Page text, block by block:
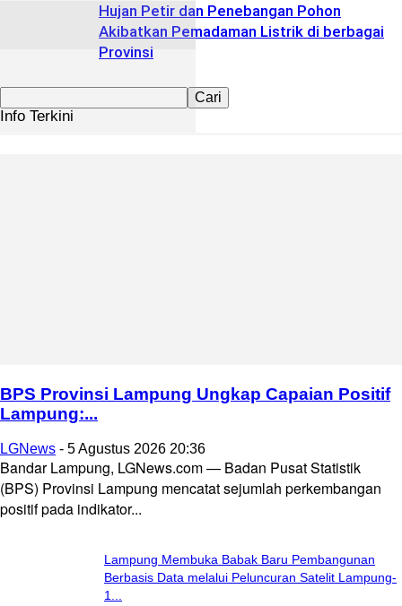
Hujan Petir dan Penebangan Pohon
Akibatkan Pemadaman Listrik di berbagai
Provinsi
Info Terkini
BPS Provinsi Lampung Ungkap Capaian Positif
Lampung:...
LGNews - 5 Agustus 2026 20:36
Bandar Lampung, LGNews.com — Badan Pusat Statistik
(BPS) Provinsi Lampung mencatat sejumlah perkembangan
positif pada indikator...
Lampung Membuka Babak Baru Pembangunan
Berbasis Data melalui Peluncuran Satelit Lampung-
1...